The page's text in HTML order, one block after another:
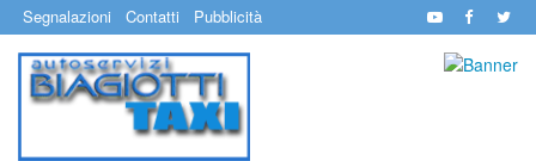
Segnalazioni Contatti Pubblicità